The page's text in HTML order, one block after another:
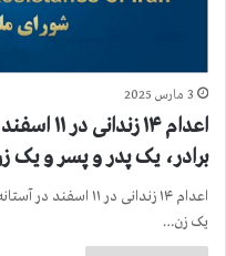
3 مارس 2025
برادر، یک پدر و پسر و یک زن ۱۲ اسفند
یک زن…